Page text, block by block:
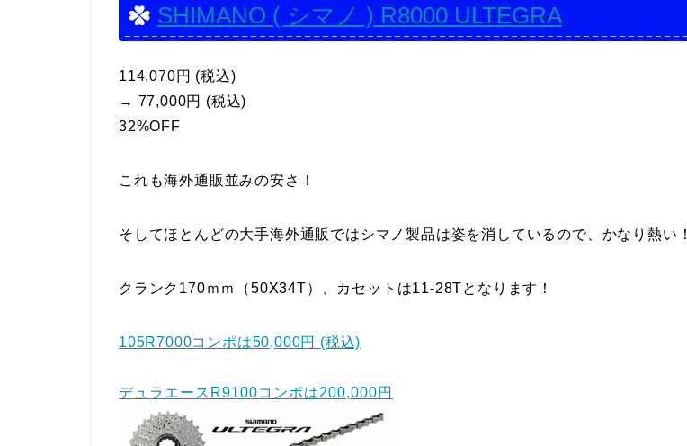
SHIMANO ( シマノ ) R8000 ULTEGRA
114,070円 (税込)
→ 77,000円 (税込)
32%OFF
これも海外通販並みの安さ！
そしてほとんどの大手海外通販ではシマノ製品は姿を消しているので、かなり熱い！
クランク170ｍｍ（50X34T）、カセットは11-28Tとなります！
105R7000コンポは50,000円 (税込)
デュラエースR9100コンポは200,000円